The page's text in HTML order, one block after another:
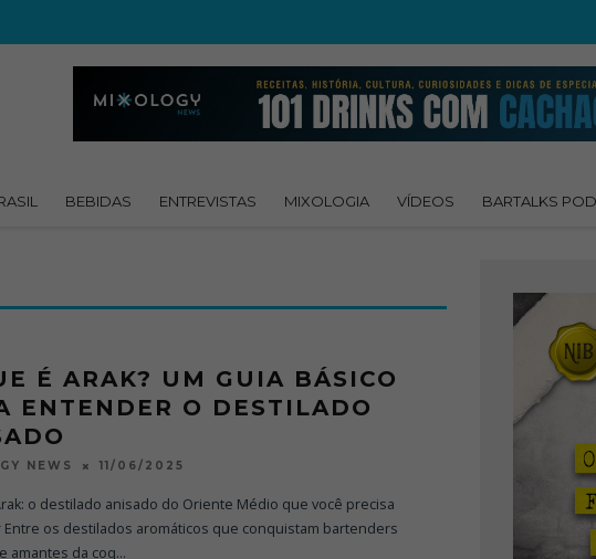
BEBIDAS ENTREVISTAS MIXOLOGIA VÍDEOS BARTALKS
É ARAK? UM GUIA BÁSICO
ENTENDER O DESTILADO
NEWS 11/06/2025
o destilado anisado do Oriente Médio que você precisa
os destilados aromáticos que conquistam bartenders
amantes da coq...